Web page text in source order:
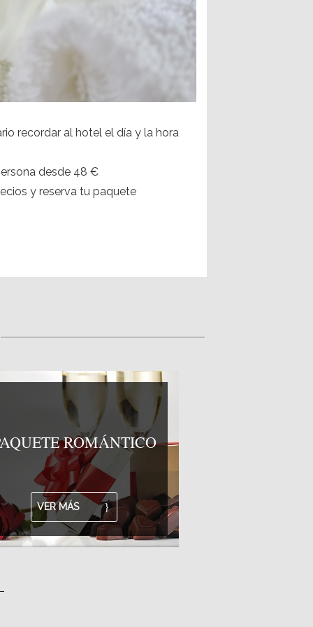
recordar al hotel el día y la hora
desde 48 €
y reserva tu paquete
ROMÁNTICO
VER MÁS